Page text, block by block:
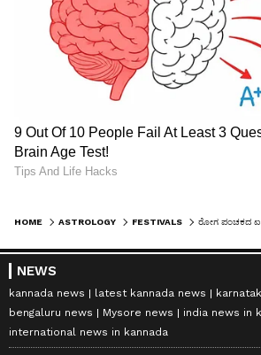
HOME ASTROLOGY FESTIVALS
NEWS
kannada news latest kannada news
bengaluru news
Mysore news
india news in
international news in kannada